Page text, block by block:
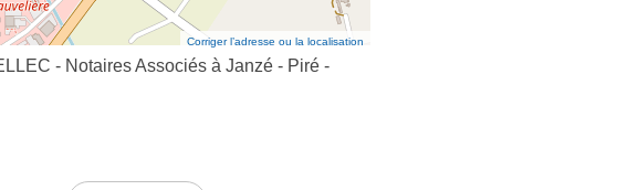
Corriger l’adresse ou la localisation
- Notaires Associés à Janzé - Piré -